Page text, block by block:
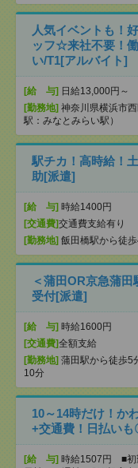
人気イベントも！
ッフ☆来社不要！
い/T1[アルバイト]
[給 与] 日給13,000円～
[勤務地] 神奈川県横浜市
駅：みなとみらい駅）
駅チカ！高時給！
助[派遣]
[給 与] 時給1400円
[交通費]交通費支給有り
[勤務地] 飯田橋駅から徒
＜蒲田OR京急蒲
受付[派遣]
[給 与] 時給1600円
[交通費]全額支給
[勤務地] 蒲田駅から徒歩5
10分
10～14時だけ！か
+交通費！日払いも
[給 与] 時給1507円 ■